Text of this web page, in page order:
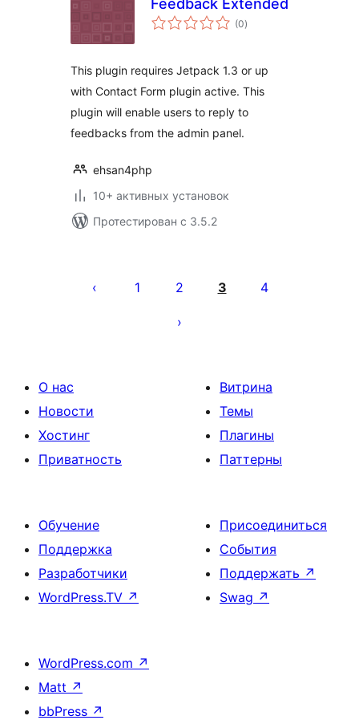
Feedback Extended
(0общий
рейтинг
)
This plugin requires Jetpack 1.3 or up
with Contact Form plugin active. This
plugin will enable users to reply to
feedbacks from the admin panel.
ehsan4php
10+ активных установок
Протестирован с 3.5.2
записей
1 2 3 4
О нас
Новости
Хостинг
Приватность
Витрина
Темы
Плагины
Паттерны
Обучение
Поддержка
Разработчики
WordPress.TV ↗
Присоединиться
События
Поддержать ↗
Swag ↗
WordPress.com ↗
Matt ↗
bbPress ↗